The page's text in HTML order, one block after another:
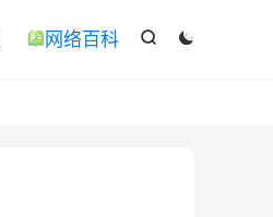


 网络百科